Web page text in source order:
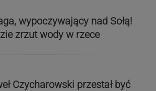
wypoczywający nad Sołą!
zrzut wody w rzece
Czycharowski przestał być